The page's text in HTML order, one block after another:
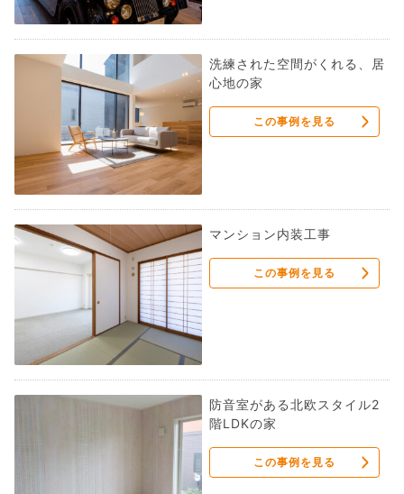
洗練された空間がくれる、居
心地の家
この事例を見る
マンション内装工事
この事例を見る
防音室がある北欧スタイル2
階LDKの家
この事例を見る